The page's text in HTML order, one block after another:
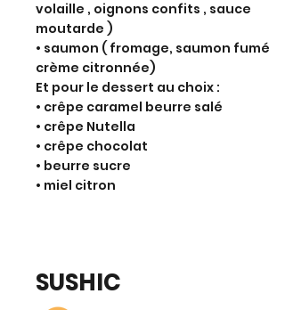
volaille , oignons confits , sauce
moutarde )
•⁠ ⁠⁠saumon ( fromage, saumon fumé
crème citronnée)
Et pour le dessert au choix :
•⁠ ⁠crêpe caramel beurre salé
•⁠ ⁠⁠crêpe Nutella
•⁠ ⁠⁠crêpe chocolat
•⁠ ⁠⁠beurre sucre
•⁠ ⁠⁠miel citron
SUSHIC